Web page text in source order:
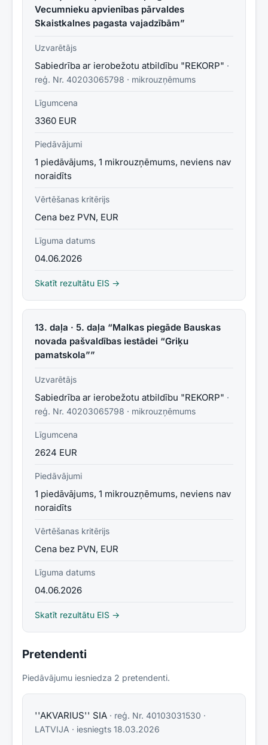
Vecumnieku apvienības pārvaldes
Skaistkalnes pagasta vajadzībām”
Uzvarētājs
Sabiedrība ar ierobežotu atbildību "REKORP" ·
reģ. Nr. 40203065798 · mikrouzņēmums
Līgumcena
3360 EUR
Piedāvājumi
1 piedāvājums, 1 mikrouzņēmums, neviens nav
noraidīts
Vērtēšanas kritērijs
Cena bez PVN, EUR
Līguma datums
04.06.2026
Skatīt rezultātu EIS →
13. daļa · 5. daļa “Malkas piegāde Bauskas
novada pašvaldības iestādei “Griķu
pamatskola””
Uzvarētājs
Sabiedrība ar ierobežotu atbildību "REKORP" ·
reģ. Nr. 40203065798 · mikrouzņēmums
Līgumcena
2624 EUR
Piedāvājumi
1 piedāvājums, 1 mikrouzņēmums, neviens nav
noraidīts
Vērtēšanas kritērijs
Cena bez PVN, EUR
Līguma datums
04.06.2026
Skatīt rezultātu EIS →
Pretendenti
Piedāvājumu iesniedza 2 pretendenti.
''AKVARIUS'' SIA · reģ. Nr. 40103031530 ·
LATVIJA · iesniegts 18.03.2026